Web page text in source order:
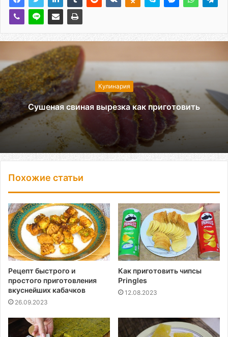
Кулинария
Сушеная свиная вырезка как приготовить
Похожие статьи
Рецепт быстрого и
простого приготовления
вкуснейших кабачков
26.09.2023
Как приготовить чипсы
Pringles
12.08.2023